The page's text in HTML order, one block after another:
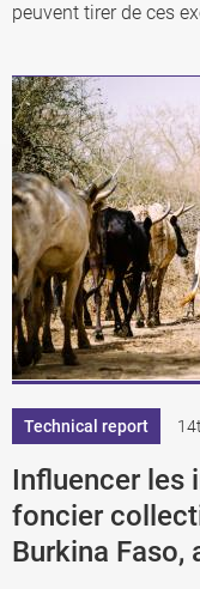
peuvent tirer de ces
Technical report
Influencer les
foncier
Burkina Faso,